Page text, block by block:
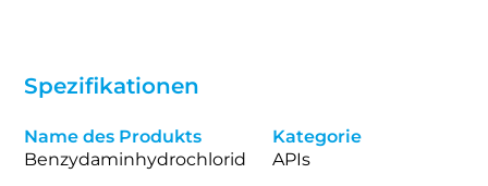
Spezifikationen
Name des Produkts
Benzydaminhydrochlorid
Kategorie
APIs